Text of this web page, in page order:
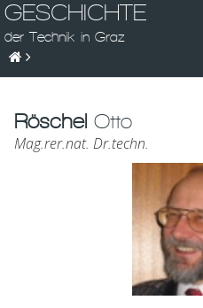
GESCHICHTE
der Technik in Graz
Röschel Otto
Mag.rer.nat. Dr.techn.